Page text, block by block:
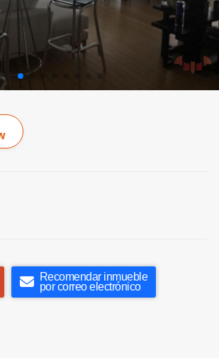
Recomendar inmueble
por correo electrónico